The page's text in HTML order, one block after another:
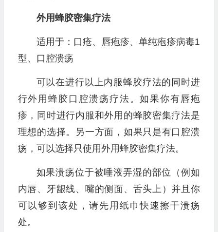
外用蜂胶密集疗法
适用于：口疮、唇疱疹、单纯疱疹病毒1
型、口腔溃疡
可以在进行以上内服蜂胶疗法的同时进
行外用蜂胶口腔溃疡疗法。如果你有唇疱
疹，同时进行内服和外用的蜂胶密集疗法是
理想的选择。另一方面，如果只是有口腔溃
疡，可以选择只使用外用蜂胶密集疗法。
如果溃疡位于被唾液弄湿的部位（例如
内唇、牙龈线、嘴的侧面、舌头上）并且你
可以够到该处，请先用纸巾快速擦干溃疡
处。